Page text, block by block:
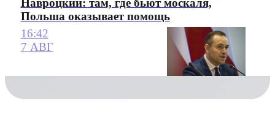
Польша оказывает помощь
16:42
7 АВГ